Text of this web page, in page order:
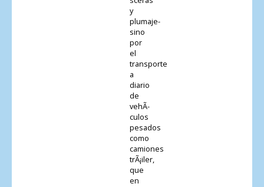
y
plumaje-
sino
por
el
transporte
a
diario
de
vehÃ­
culos
pesados
como
camiones
trÃ¡iler,
que
en